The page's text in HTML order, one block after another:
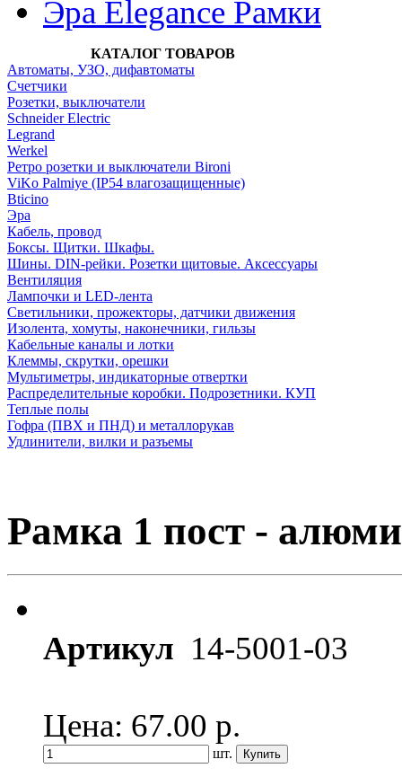
Эра Elegance Рамки
КАТАЛОГ ТОВАРОВ
Автоматы, УЗО, дифавтоматы
Счетчики
Розетки, выключатели
Schneider Electric
Legrand
Werkel
Ретро розетки и выключатели Bironi
ViKo Palmiye (IP54 влагозащищенные)
Bticino
Эра
Кабель, провод
Боксы. Щитки. Шкафы.
Шины. DIN-рейки. Розетки щитовые. Аксессуары
Вентиляция
Лампочки и LED-лента
Светильники, прожекторы, датчики движения
Изолента, хомуты, наконечники, гильзы
Кабельные каналы и лотки
Клеммы, скрутки, орешки
Мультиметры, индикаторные отвертки
Распределительные коробки. Подрозетники. КУП
Теплые полы
Гофра (ПВХ и ПНД) и металлорукав
Удлинители, вилки и разъемы
Рамка 1 пост -
Артикул 14-5001-03
Цена: 67.00 р.
шт.